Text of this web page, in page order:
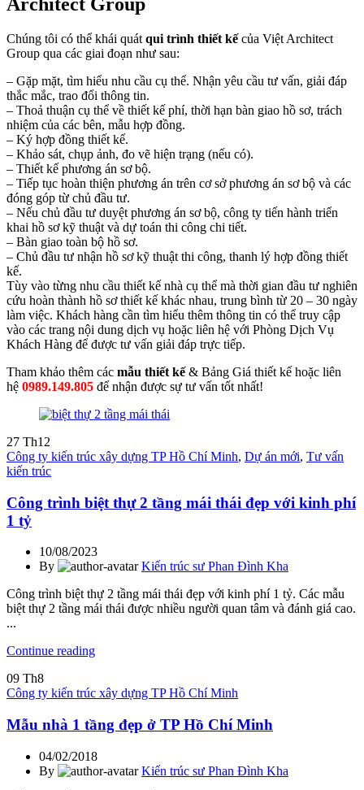
Chúng tôi có thể khái quát qui trình thiết kếcủa Việt Architect
Group qua các giai đoạn như sau:
– Gặp mặt, tìm hiểu nhu cầu cụ thể. Nhận yêu cầu tư vấn, giải đáp
thắc mắc, trao đổi thông tin.
– Thoả thuận cụ thể về thiết kế phí, thời hạn bàn giao hồ sơ, trách
nhiệm của các bên, mẫu hợp đồng.
– Ký hợp đồng thiết kế.
– Khảo sát, chụp ảnh, đo vẽ hiện trạng (nếu có).
– Thiết kế phương án sơ bộ.
– Tiếp tục hoàn thiện phương án trên cơ sở phương án sơ bộ và các
đóng góp từ chủ đầu tư.
– Nếu chủ đầu tư duyệt phương án sơ bộ, công ty tiến hành triển
khai hồ sơ kỹ thuật và dự toán thi công chi tiết.
– Bàn giao toàn bộ hồ sơ.
– Chủ đầu tư nhận hồ sơ kỹ thuật thi công, thanh lý hợp đồng thiết
kế.
Tùy vào từng nhu cầu thiết kế nhà cụ thể mà thời gian đầu tư nghiên
cứu hoàn thành hồ sơ thiết kế khác nhau, trung bình từ 20 – 30 ngày
làm việc. Khách hàng cần tìm hiểu thêm thông tin có thể truy cập
vào các trang nội dung dịch vụ hoặc liên hệ với Phòng Dịch Vụ
Khách Hàng để được tư vấn giải đáp trực tiếp.
Tham khảo thêm các mẫu thiết kế& Bảng Giá thiết kế hoặc liên
hệ 0989.149.805 để nhận được sự tư vấn tốt nhất!
27 Th12
Công ty kiến trúc xây dựng TP Hồ Chí Minh, Dự án mới, Tư vấn
kiến trúc
Công trình biệt thự 2 tầng mái thái đẹp với kinh phí
1 tỷ
10/08/2023
By
Kiến trúc sư Phan Đình Kha
Công trình biệt thự 2 tầng mái thái đẹp với kinh phí 1 tỷ. Các mẫu
biệt thự 2 tầng mái thái được nhiều người quan tâm và đánh giá cao.
...
Continue reading
09 Th8
Công ty kiến trúc xây dựng TP Hồ Chí Minh
Mẫu nhà 1 tầng đẹp ở TP Hồ Chí Minh
04/02/2018
By
Kiến trúc sư Phan Đình Kha